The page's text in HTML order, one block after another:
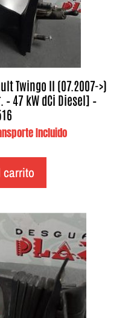
Twingo II (07.2007->)
47 kW dCi Diesel] –
Incluido